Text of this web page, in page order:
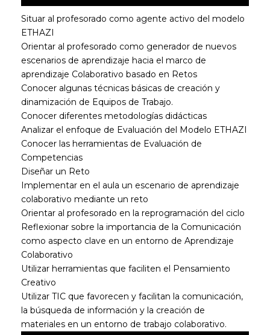
Situar al profesorado como agente activo del modelo
ETHAZI
Orientar al profesorado como generador de nuevos
escenarios de aprendizaje hacia el marco de
aprendizaje Colaborativo basado en Retos
Conocer algunas técnicas básicas de creación y
dinamización de Equipos de Trabajo.
Conocer diferentes metodologías didácticas
Analizar el enfoque de Evaluación del Modelo ETHAZI
Conocer las herramientas de Evaluación de
Competencias
Diseñar un Reto
Implementar en el aula un escenario de aprendizaje
colaborativo mediante un reto
Orientar al profesorado en la reprogramación del ciclo
Reflexionar sobre la importancia de la Comunicación
como aspecto clave en un entorno de Aprendizaje
Colaborativo
Utilizar herramientas que faciliten el Pensamiento
Creativo
Utilizar TIC que favorecen y facilitan la comunicación,
la búsqueda de información y la creación de
materiales en un entorno de trabajo colaborativo.